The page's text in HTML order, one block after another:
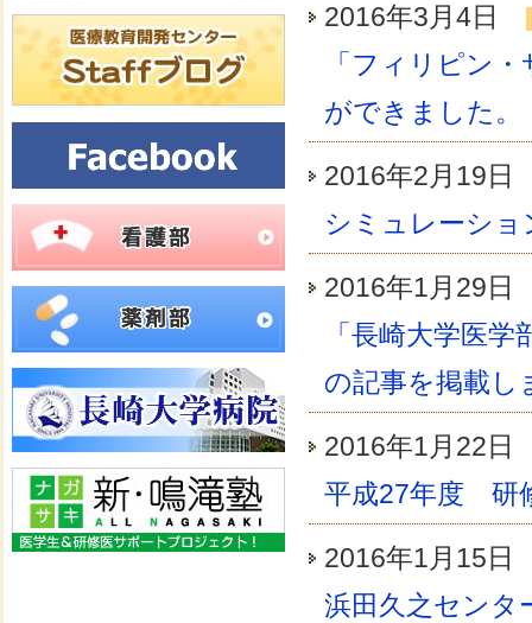
2016年3月4日
「フィリピン
ができました。
2016年2月19
シミュレーシ
2016年1月29
「長崎大学医
の記事を掲載し
2016年1月22
平成27年度 研
2016年1月15
浜田久之センタ